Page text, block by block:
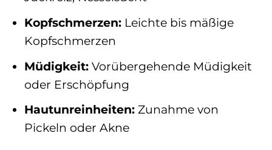
Kopfschmerzen:Leichte bis mäßige
Kopfschmerzen
Müdigkeit:Vorübergehende Müdigkeit
oder Erschöpfung
Hautunreinheiten:Zunahme von
Pickeln oder Akne